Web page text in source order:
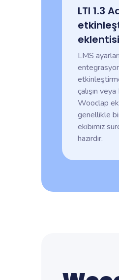
LTI 1.3
LMS
çalışın
Wooclap
genellikle
ekibimiz
hazırdır.